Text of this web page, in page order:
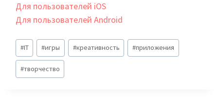
Для пользователей iOS
Для пользователей Android
Метки
записи:
#IT #игры #креативность #приложения
#творчество